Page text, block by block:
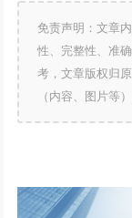
免责声明：文章
性、完整性、准
考，文章版权归
（内容、图片等